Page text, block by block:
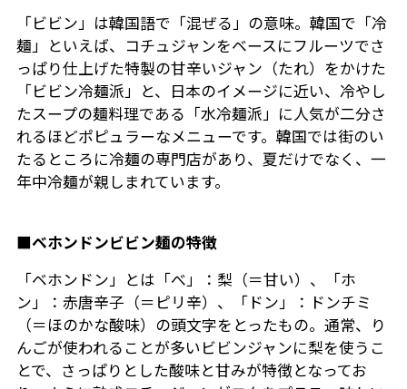
「ビビン」は韓国語で「混ぜる」の意味。韓国で「冷
麺」といえば、コチュジャンをベースにフルーツでさ
っぱり仕上げた特製の甘辛いジャン（たれ）をかけた
「ビビン冷麺派」と、日本のイメージに近い、冷やし
たスープの麺料理である「水冷麺派」に人気が二分さ
れるほどポピュラーなメニューです。韓国では街のい
たるところに冷麺の専門店があり、夏だけでなく、一
年中冷麺が親しまれています。
■ベホンドンビビン麺の特徴
「ベホンドン」とは「べ」：梨（＝甘い）、「ホ
ン」：赤唐辛子（＝ピリ辛）、「ドン」：ドンチミ
（＝ほのかな酸味）の頭文字をとったもの。通常、り
んごが使われることが多いビビンジャンに梨を使うこ
とで、さっぱりとした酸味と甘みが特徴となってお